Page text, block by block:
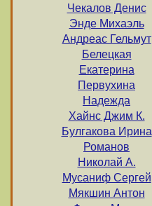
Чекалов Денис
Энде Михаэль
Андреас Гельмут
Белецкая
Екатерина
Первухина
Надежда
Хайнс Джим К.
Булгакова Ирина
Романов
Николай А.
Мусаниф Сергей
Мякшин Антон